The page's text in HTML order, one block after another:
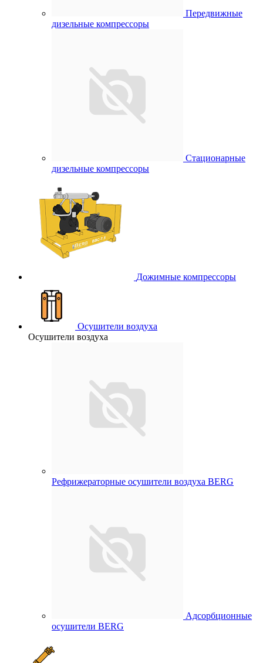
Передвижные
дизельные компрессоры
Стационарные
дизельные компрессоры
Дожимные компрессоры
Осушители воздуха
Осушители воздуха
Рефрижераторные осушители воздуха BERG
Адсорбционные
осушители BERG